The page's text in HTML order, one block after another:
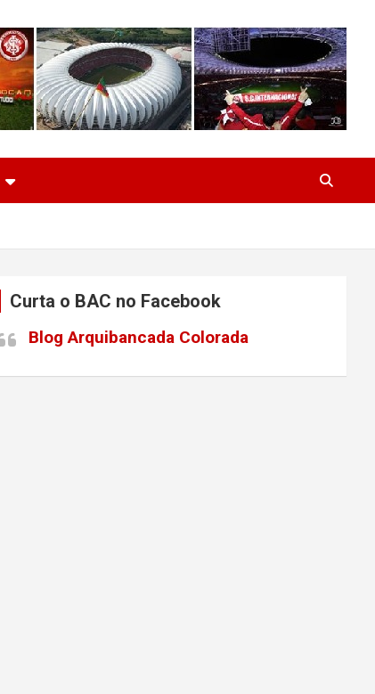
Curta o BAC no Facebook
Blog Arquibancada Colorada